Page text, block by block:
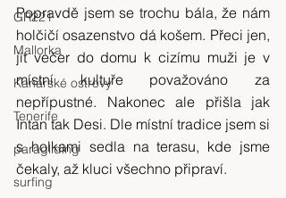
GR221
Mallorka
Kanárské ostrovy
Tenerife
paragliding
surfing
Popravdě jsem se trochu bála, že nám
holčičí osazenstvo dá košem. Přeci jen,
jít večer do domu k cizímu muži je v
místní kultuře považováno za
nepřípustné. Nakonec ale přišla jak
Intan tak Desi. Dle místní tradice jsem si
s holkami sedla na terasu, kde jsme
čekaly, až kluci všechno připraví.